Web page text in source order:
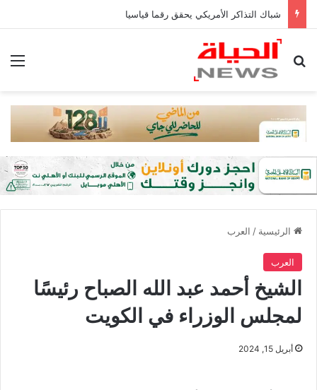
شباك التذاكر الأمريكي يحقق رقما قياسيا
بحث عن
الرئيسية / العرب
العرب
الشيخ أحمد عبد الله الصباح رئيسًا
لمجلس الوزراء في الكويت
أبريل 15, 2024